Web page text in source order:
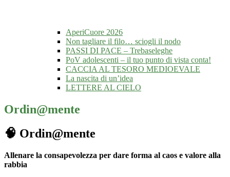
AperiCuore 2026
Non tagliare il filo… sciogli il nodo
PASSI DI PACE – Trebaseleghe
PoV adolescenti – il tuo punto di vista conta!
CACCIA AL TESORO MEDIOEVALE
La nascita di un’idea
LETTERE AL CIELO
Ordin@mente
🧠 Ordin@mente
Allenare la consapevolezza per dare forma al caos e valore alla
rabbia